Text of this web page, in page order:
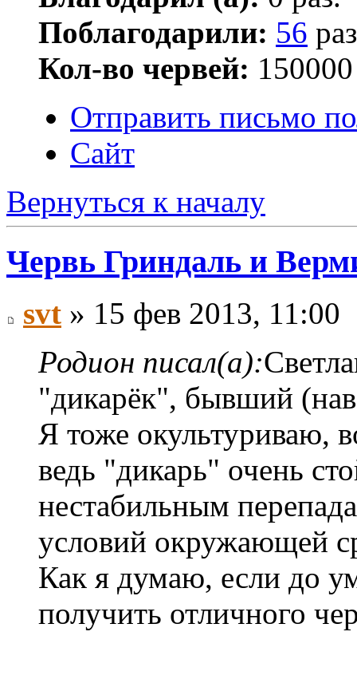
Поблагодарили: 56
Кол-во червей: 150000
Отправить письмо
Сайт
Вернуться к началу
Червь Гриндаль и
svt » 15 фев 2013, 11:00
Родион писал(а):
"дикарёк", бывший
Я тоже окультуриваю,
ведь "дикарь" очень
нестабильным
условий окружающей
Как я думаю, если до
получить отличного